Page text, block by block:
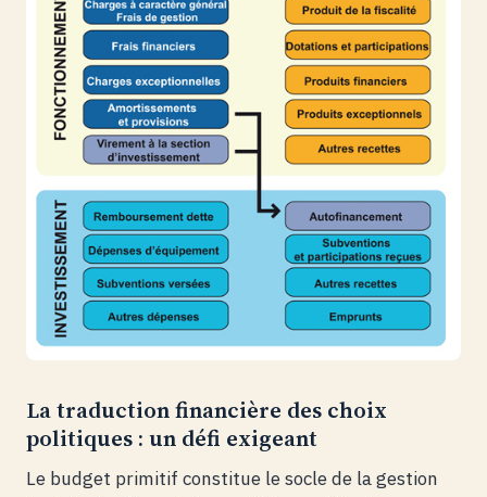
La traduction financière des choix
politiques : un défi exigeant
Le budget primitif constitue le socle de la gestion